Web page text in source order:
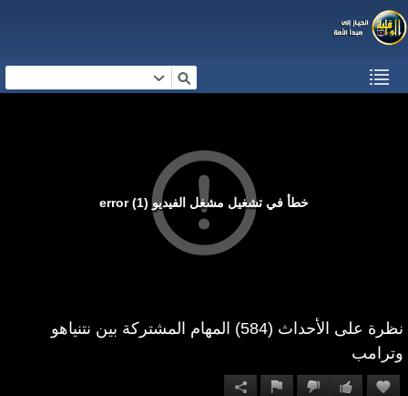
خطأ في تشغيل مشغل الفيديو (1) error
نظرة على الأحداث (584) المهام المشتركة بين نتنياهو
وترامب